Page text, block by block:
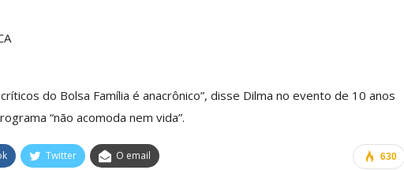
do Bolsa Família é anacrônico”, disse Dilma no evento de 10 anos
“não acomoda nem vida”.
630
Twitter O email